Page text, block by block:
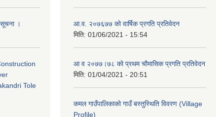
।
Tole
आ.व. २०७६७७ को वार्षिक प्रगति प्रतिवेदन
मिति: 01/06/2021 - 15:54
आ व २०७७।७८ को प्रथम चौमासिक प्रगति प्रतिवेदन
मिति: 01/04/2021 - 20:51
कमल गाउँपालिकाको गाउँ बस्तुस्थिति विवरण (Village
Profile)